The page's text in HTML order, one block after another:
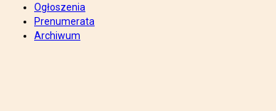
Ogłoszenia
Prenumerata
Archiwum